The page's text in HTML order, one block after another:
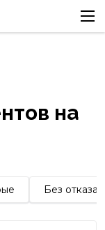
на
Без отказа